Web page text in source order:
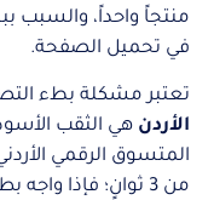
منتجاً واحداً، والسبب
في تحميل الصفحة.
تعتبر مشكلة بطء
الأردن هي الثقب الأسود
المتسوق الرقمي
من 3 ثوانٍ؛ فإذا